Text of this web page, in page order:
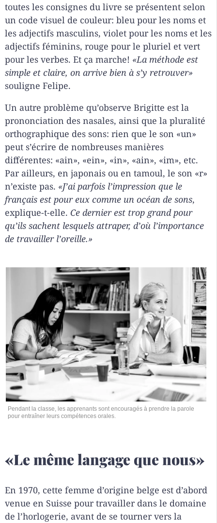
toutes les consignes du livre se présentent selon
un code visuel de couleur: bleu pour les noms et
les adjectifs masculins, violet pour les noms et les
adjectifs féminins, rouge pour le pluriel et vert
pour les verbes. Et ça marche! «La méthode est
simple et claire, on arrive bien à s’y retrouver»
souligne Felipe.
Un autre problème qu’observe Brigitte est la
prononciation des nasales, ainsi que la pluralité
orthographique des sons: rien que le son «un»
peut s’écrire de nombreuses manières
différentes: «ain», «ein», «in», «ain», «im», etc.
Par ailleurs, en japonais ou en tamoul, le son «r»
n’existe pas. «J’ai parfois l’impression que le
français est pour eux comme un océan de sons,
explique-t-elle. Ce dernier est trop grand pour
qu’ils sachent lesquels attraper, d’où l’importance
de travailler l’oreille.»
Pendant la classe, les apprenants sont encouragés à prendre la parole
pour entraîner leurs compétences orales.
«Le même langage que nous»
En 1970, cette femme d’origine belge est d’abord
venue en Suisse pour travailler dans le domaine
de l’horlogerie, avant de se tourner vers la